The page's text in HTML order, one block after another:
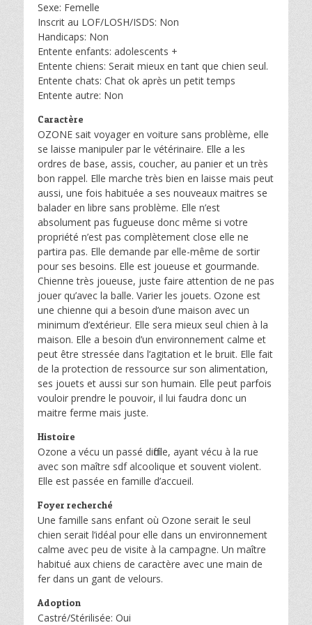
Sexe: Femelle
Inscrit au LOF/LOSH/ISDS: Non
Handicaps: Non
Entente enfants: adolescents +
Entente chiens: Serait mieux en tant que chien seul.
Entente chats: Chat ok après un petit temps
Entente autre: Non
Caractère
OZONE sait voyager en voiture sans problème, elle
se laisse manipuler par le vétérinaire. Elle a les
ordres de base, assis, coucher, au panier et un très
bon rappel. Elle marche très bien en laisse mais peut
aussi, une fois habituée a ses nouveaux maitres se
balader en libre sans problème. Elle n’est
absolument pas fugueuse donc même si votre
propriété n’est pas complètement close elle ne
partira pas. Elle demande par elle-même de sortir
pour ses besoins. Elle est joueuse et gourmande.
Chienne très joueuse, juste faire attention de ne pas
jouer qu’avec la balle. Varier les jouets. Ozone est
une chienne qui a besoin d’une maison avec un
minimum d’extérieur. Elle sera mieux seul chien à la
maison. Elle a besoin d’un environnement calme et
peut être stressée dans l’agitation et le bruit. Elle fait
de la protection de ressource sur son alimentation,
ses jouets et aussi sur son humain. Elle peut parfois
vouloir prendre le pouvoir, il lui faudra donc un
maitre ferme mais juste.
Histoire
Ozone a vécu un passé difficile, ayant vécu à la rue
avec son maître sdf alcoolique et souvent violent.
Elle est passée en famille d’accueil.
Foyer recherché
Une famille sans enfant où Ozone serait le seul
chien serait l’idéal pour elle dans un environnement
calme avec peu de visite à la campagne. Un maître
habitué aux chiens de caractère avec une main de
fer dans un gant de velours.
Adoption
Castré/Stérilisée: Oui